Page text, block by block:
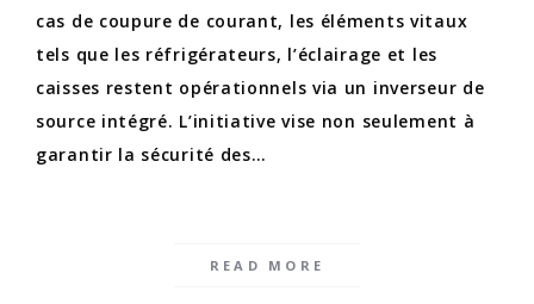
cas de coupure de courant, les éléments vitaux
tels que les réfrigérateurs, l’éclairage et les
caisses restent opérationnels via un inverseur de
source intégré. L’initiative vise non seulement à
garantir la sécurité des…
READ MORE